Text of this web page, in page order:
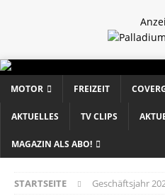
MOTOR FREIZEIT
AKTUELLES TV CLIPS
MAGAZIN ALS ABO!
STARTSEITE Geschäftsjahr